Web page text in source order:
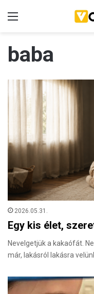
baba
2026.05.31.
Egy kis élet,
Nevelgetjük a kakaófát.
már, lakásról lakásra